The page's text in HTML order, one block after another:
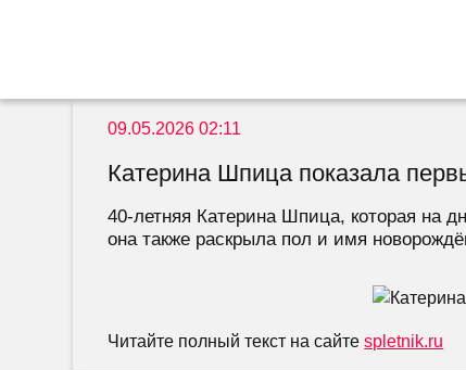
09.05.2026 02:11
Катерина Шпица показала
40-летняя Катерина Шпица, которая на
она также раскрыла пол и имя
Читайте полный текст на сайтеspletnik.ru